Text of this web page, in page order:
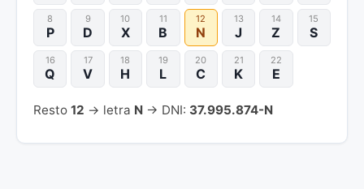
8
P
9
D
10
X
11
B
12
N
13
J
14
Z
15
S
16
Q
17
V
18
H
19
L
20
C
21
K
22
E
Resto 12 → letra N → DNI: 37.995.874-N